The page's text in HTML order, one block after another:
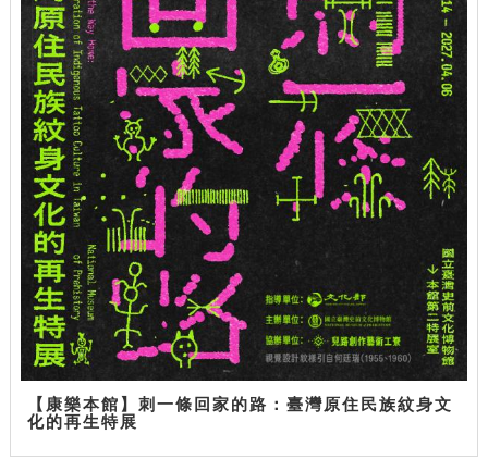
【康樂本館】刺一條回家的路：臺灣原住民族紋身文
化的再生特展